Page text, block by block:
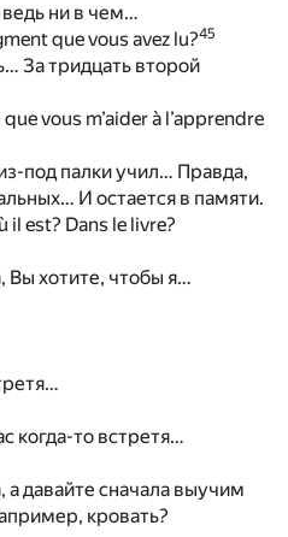
ни в чем…
que vous avez lu?45
За тридцать второй
vous m’aider à l’apprendre
под палки учил… Правда,
И остается в памяти.
il est? Dans le livre?
Вы хотите, чтобы я…
когда-то встретя…
давайте сначала выучим
кровать?